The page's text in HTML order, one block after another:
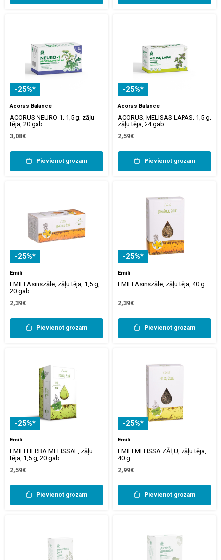
-25%*
Acorus Balance
ACORUS NEURO-1, 1,5 g, zāļu
tēja, 20 gab.
3,08€
Pievienot grozam
-25%*
Acorus Balance
ACORUS, MELISAS LAPAS, 1,5 g,
zāļu tēja, 24 gab.
2,59€
Pievienot grozam
-25%*
Emili
EMILI Asinszāle, zāļu tēja, 1,5 g,
20 gab.
2,39€
Pievienot grozam
-25%*
Emili
EMILI Asinszāle, zāļu tēja, 40 g
2,39€
Pievienot grozam
-25%*
Emili
EMILI HERBA MELISSAE, zāļu
tēja, 1,5 g, 20 gab.
2,59€
Pievienot grozam
-25%*
Emili
EMILI MELISSA ZĀĻU, zāļu tēja,
40 g
2,99€
Pievienot grozam